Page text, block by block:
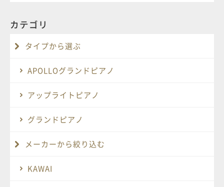
カテゴリ
タイプから選ぶ
APOLLOグランドピアノ
アップライトピアノ
グランドピアノ
メーカーから絞り込む
KAWAI